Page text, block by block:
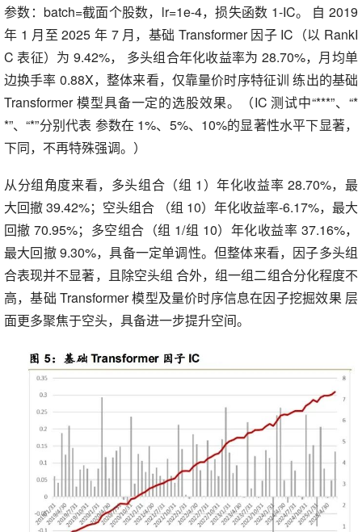
参数：batch=截面个股数，lr=1e-4，损失函数 1-IC。 自 2019
年 1 月至 2025 年 7 月，基础 Transformer 因子 IC（以 RankI
C 表征）为 9.42%， 多头组合年化收益率为 28.70%，月均单
边换手率 0.88X，整体来看，仅靠量价时序特征训 练出的基础
Transformer 模型具备一定的选股效果。（IC 测试中“***”、“*
*”、“*”分别代表 参数在 1%、5%、10%的显著性水平下显著，
下同，不再特殊强调。）
从分组角度来看，多头组合（组 1）年化收益率 28.70%，最
大回撤 39.42%；空头组合 （组 10）年化收益率-6.17%，最大
回撤 70.95%；多空组合（组 1/组 10）年化收益率 37.16%，
最大回撤 9.30%，具备一定单调性。但整体来看，因子多头组
合表现并不显著，且除空头组 合外，组一组二组合分化程度不
高，基础 Transformer 模型及量价时序信息在因子挖掘效果 层
面更多聚焦于空头，具备进一步提升空间。